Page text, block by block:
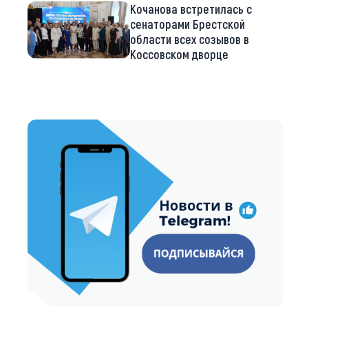
Кочанова встретилась с
сенаторами Брестской
области всех созывов в
Коссовском дворце
https://t.me/minskctvby